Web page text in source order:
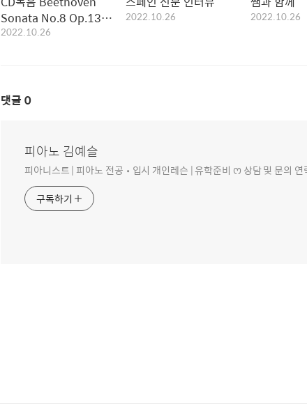
Sonata No.8 Op.13 in
C Major ‚Pathetique‘
2022.10.26
2022.10.26 2022.10.26
댓글 0
피아노 김예슬
피아니스트 | 피아노 전공•입시 개인레슨 | 유학준비 ꯁ 상담 및 문의
구독하기